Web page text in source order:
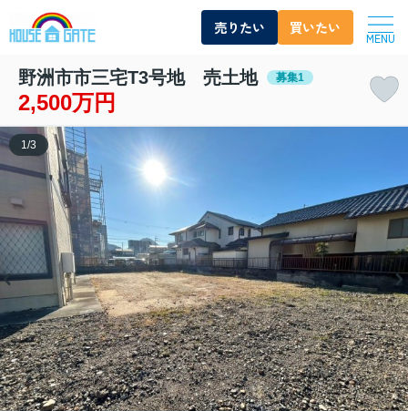
売りたい 買いたい
MENU
野洲市市三宅T3号地 売土地 募集1
2,500万円
1 /3